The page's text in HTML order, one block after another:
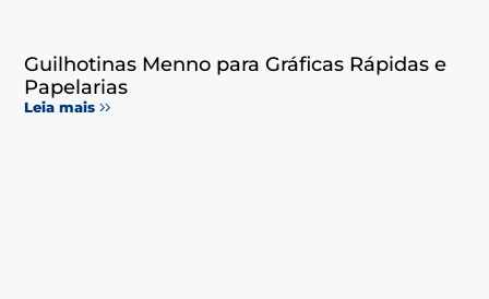
Guilhotinas Menno para Gráficas Rápidas e
Papelarias
Leia mais